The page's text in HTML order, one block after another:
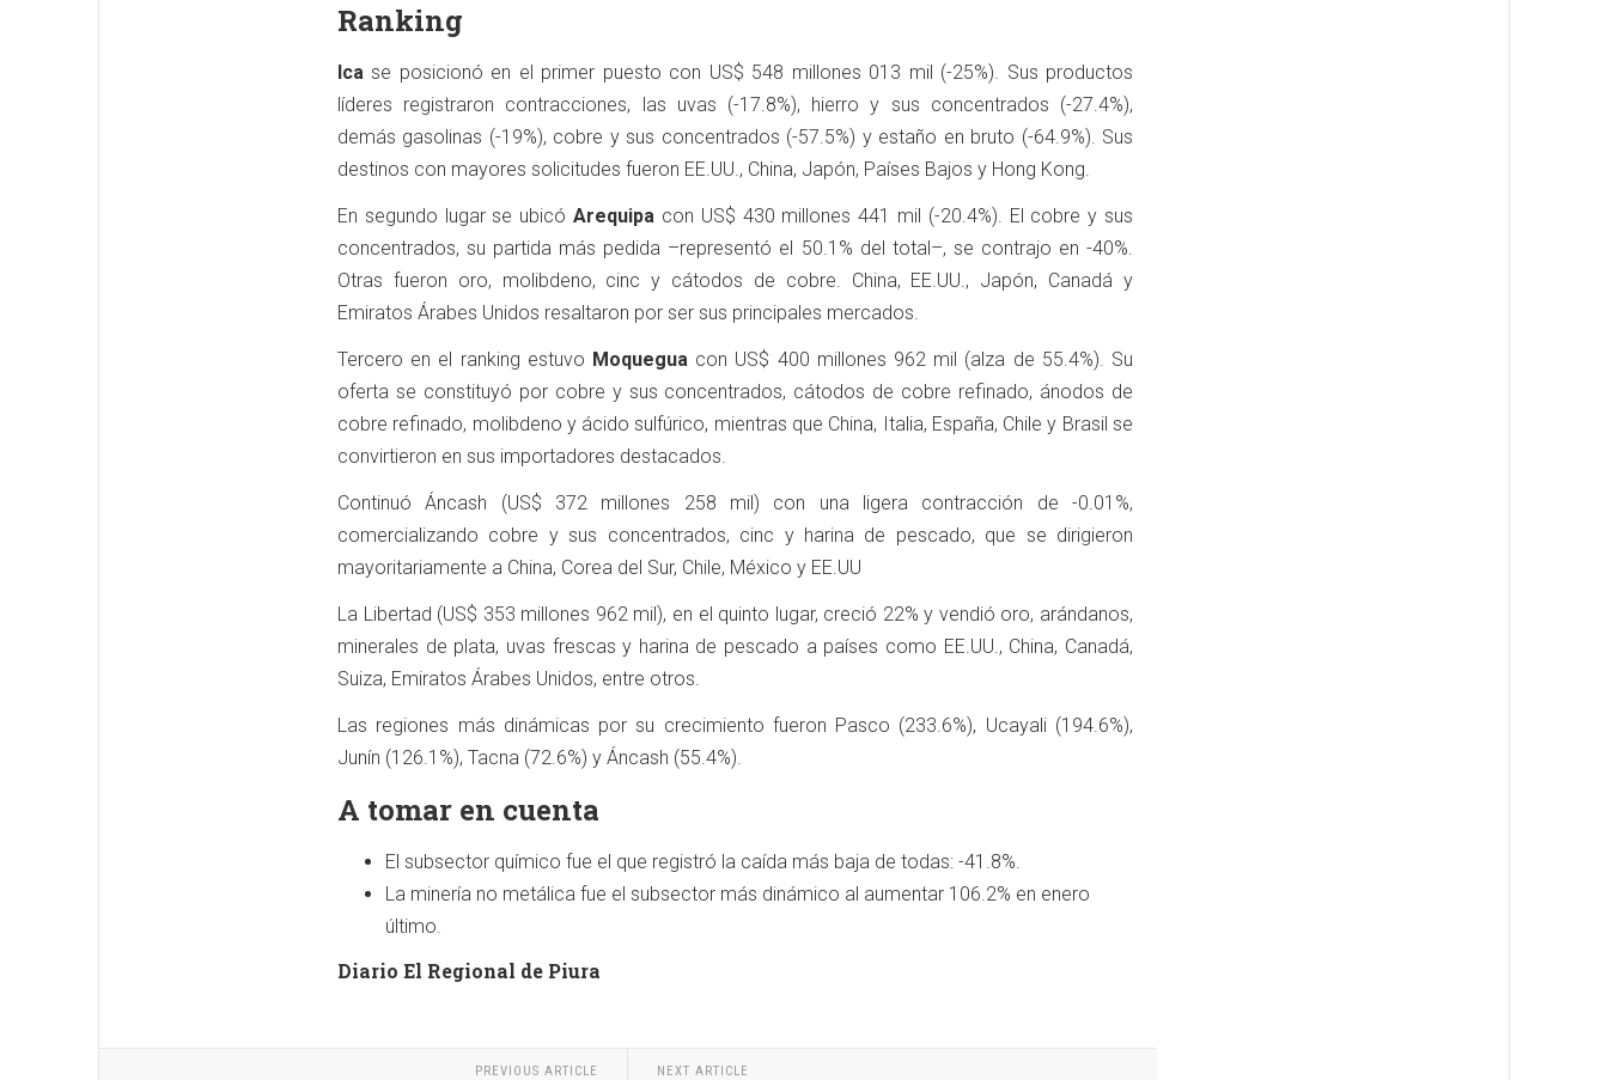
Ranking
Ica se posicionó en el primer puesto con US$ 548 millones 013 mil (-25%). Sus productos
líderes registraron contracciones, las uvas (-17.8%), hierro y sus concentrados (-27.4%),
demás gasolinas (-19%), cobre y sus concentrados (-57.5%) y estaño en bruto (-64.9%). Sus
destinos con mayores solicitudes fueron EE.UU., China, Japón, Países Bajos y Hong Kong.
En segundo lugar se ubicóArequipa con US$ 430 millones 441 mil (-20.4%). El cobre y sus
concentrados, su partida más pedida –representó el 50.1% del total–, se contrajo en -40%.
Otras fueron oro, molibdeno, cinc y cátodos de cobre. China, EE.UU., Japón, Canadá y
Emiratos Árabes Unidos resaltaron por ser sus principales mercados.
Tercero en el ranking estuvo Moquegua con US$ 400 millones 962 mil (alza de 55.4%). Su
oferta se constituyó por cobre y sus concentrados, cátodos de cobre refinado, ánodos de
cobre refinado, molibdeno y ácido sulfúrico, mientras que China, Italia, España, Chile y Brasil se
convirtieron en sus importadores destacados.
Continuó Áncash (US$ 372 millones 258 mil) con una ligera contracción de -0.01%,
comercializando cobre y sus concentrados, cinc y harina de pescado, que se dirigieron
mayoritariamente a China, Corea del Sur, Chile, México y EE.UU
La Libertad (US$ 353 millones 962 mil), en el quinto lugar, creció 22% y vendió oro, arándanos,
minerales de plata, uvas frescas y harina de pescado a países como EE.UU., China, Canadá,
Suiza, Emiratos Árabes Unidos, entre otros.
Las regiones más dinámicas por su crecimiento fueron Pasco (233.6%), Ucayali (194.6%),
Junín (126.1%), Tacna (72.6%) y Áncash (55.4%).
A tomar en cuenta
El subsector químico fue el que registró la caída más baja de todas: -41.8%.
La minería no metálica fue el subsector más dinámico al aumentar 106.2% en enero
último.
Diario El Regional de Piura
PREVIOUS ARTICLE NEXT ARTICLE